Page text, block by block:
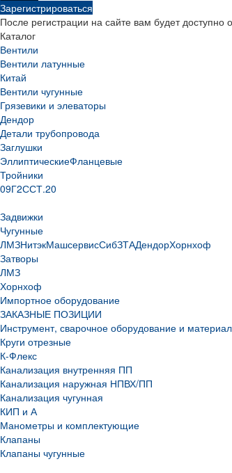
Зарегистрироваться
После регистрации на сайте вам будет
Каталог
Вентили
Вентили латунные
Китай
Вентили чугунные
Грязевики и элеваторы
Дендор
Детали трубопровода
Заглушки
ЭллиптическиеФланцевые
Тройники
09Г2ССТ.20
Задвижки
Чугунные
ЛМЗНитэкМашсервисСибЗТАДендорХорнхоф
Затворы
ЛМЗ
Хорнхоф
Импортное оборудование
ЗАКАЗНЫЕ ПОЗИЦИИ
Инструмент, сварочное оборудование и
Круги отрезные
К-Флекс
Канализация внутренняя ПП
Канализация наружная НПВХ/ПП
Канализация чугунная
КИП и А
Манометры и комплектующие
Клапаны
Клапаны чугунные